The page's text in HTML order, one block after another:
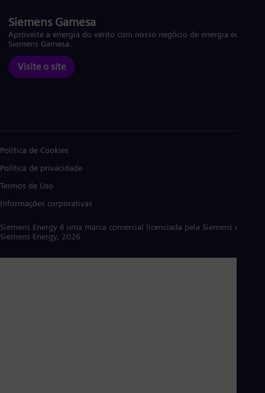
Siemens Gamesa
Aproveite a energia do vento com nosso negócio de energia eólica
Siemens Gamesa.
Visite o site
Política de Cookies
Política de privacidade
Termos de Uso
Informações corporativas
Siemens Energy é uma marca comercial licenciada pela Siemens AG. ©
Siemens Energy, 2026